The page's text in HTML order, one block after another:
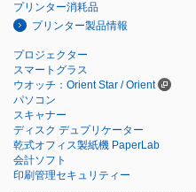
プリンター消耗品
プリンター製品情報
プロジェクター
スマートグラス
ウオッチ：Orient Star / Orient
パソコン
スキャナー
ディスク デュプリケーター
乾式オフィス製紙機 PaperLab
会計ソフト
印刷管理セキュリティー